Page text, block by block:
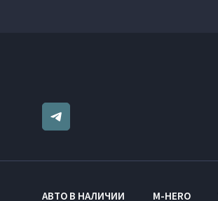
АВТО В НАЛИЧИИ M-HERO